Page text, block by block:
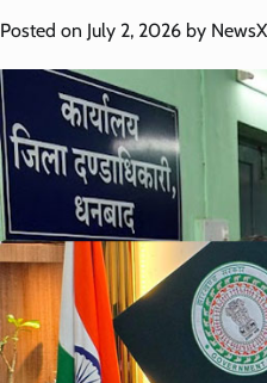
Posted on July 2, 2026 by